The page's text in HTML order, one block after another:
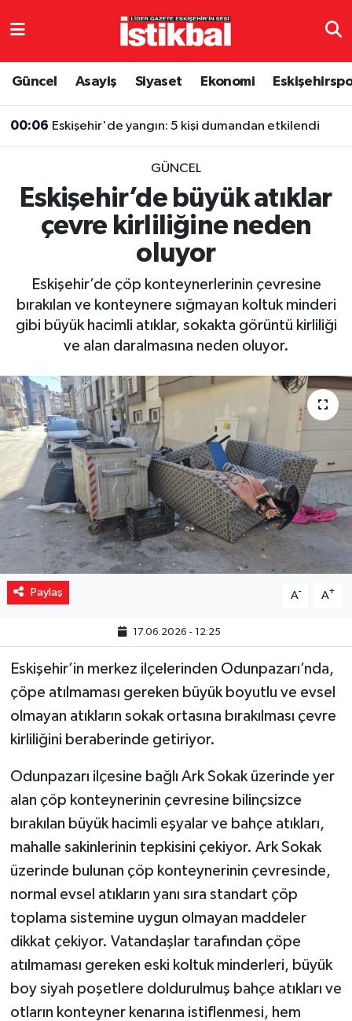
Güncel Asayiş Siyaset Ekonomi
00:06 Eskişehir'de yangın: 5 kişi dumandan etkilendi
GÜNCEL
Eskişehir’de büyük atıklar
çevre kirliliğine neden
oluyor
Eskişehir’de çöp konteynerlerinin çevresine
bırakılan ve konteynere sığmayan koltuk minderi
gibi büyük hacimli atıklar, sokakta görüntü kirliliği
ve alan daralmasına neden oluyor.
Paylaş A- A+
17.06.2026 - 12:25
Eskişehir’in merkez ilçelerinden Odunpazarı’nda,
çöpe atılmaması gereken büyük boyutlu ve evsel
olmayan atıkların sokak ortasına bırakılması çevre
kirliliğini beraberinde getiriyor.
Odunpazarı ilçesine bağlı Ark Sokak üzerinde yer
alan çöp konteynerinin çevresine bilinçsizce
bırakılan büyük hacimli eşyalar ve bahçe atıkları,
mahalle sakinlerinin tepkisini çekiyor. Ark Sokak
üzerinde bulunan çöp konteynerinin çevresinde,
normal evsel atıkların yanı sıra standart çöp
toplama sistemine uygun olmayan maddeler
dikkat çekiyor. Vatandaşlar tarafından çöpe
atılmaması gereken eski koltuk minderleri, büyük
boy siyah poşetlere doldurulmuş bahçe atıkları ve
otların konteyner kenarına istiflenmesi, hem
Eskişehirspor
Spor
Ekonomi
Sağlık
Yaşam
Resmi ilanlar
Eskişehir Nöbetçi Eczaneler
TFF 3.Lig 4.Grup Puan Durumu ve Fikstür
Son Dakika Haberleri
Haber Arşivi